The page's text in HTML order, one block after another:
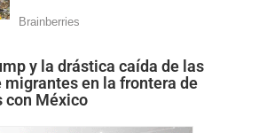
y la drástica caída de las
migrantes en la frontera de
con México